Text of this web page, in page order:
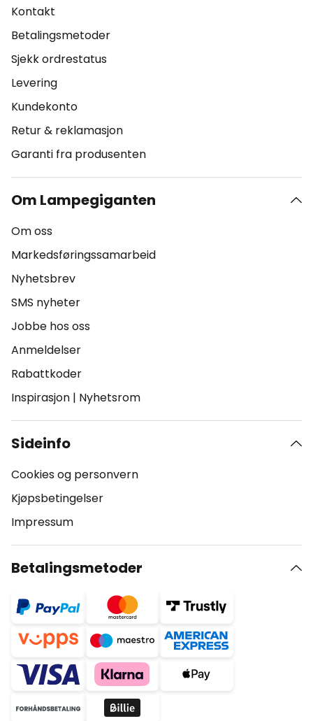
Kontakt
Betalingsmetoder
Sjekk ordrestatus
Levering
Kundekonto
Retur & reklamasjon
Garanti fra produsenten
Om Lampegiganten
Om oss
Markedsføringssamarbeid
Nyhetsbrev
SMS nyheter
Jobbe hos oss
Anmeldelser
Rabattkoder
Inspirasjon | Nyhetsrom
Sideinfo
Cookies og personvern
Kjøpsbetingelser
Impressum
Betalingsmetoder